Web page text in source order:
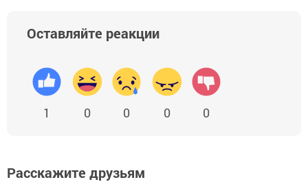
Оставляйте реакции
1 0 0 0 0
Расскажите друзьям